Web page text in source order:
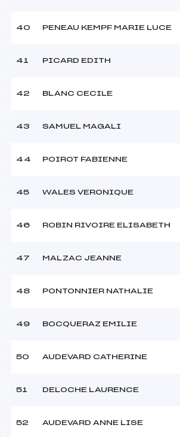
40 PENEAU KEMPF MARIE LUCE
41 PICARD EDITH
42 BLANC CECILE
43 SAMUEL MAGALI
44 POIROT FABIENNE
45 WALES VERONIQUE
46 ROBIN RIVOIRE ELISABETH
47 MALZAC JEANNE
48 PONTONNIER NATHALIE
49 BOCQUERAZ EMILIE
50 AUDEVARD CATHERINE
51 DELOCHE LAURENCE
52 AUDEVARD ANNE LISE